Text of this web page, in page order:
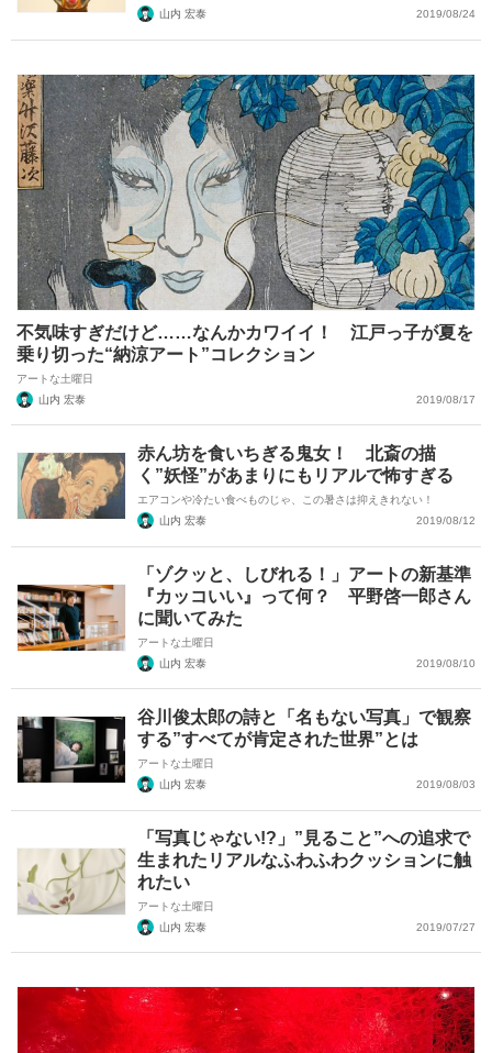
山内 宏泰
2019/08/24
不気味すぎだけど……なんかカワイイ！ 江戸っ子が夏を
乗り切った“納涼アート”コレクション
アートな土曜日
山内 宏泰
2019/08/17
赤ん坊を食いちぎる鬼女！ 北斎の描
く”妖怪”があまりにもリアルで怖すぎる
エアコンや冷たい食べものじゃ、この暑さは抑えきれない！
山内 宏泰
2019/08/12
「ゾクッと、しびれる！」アートの新基準
『カッコいい』って何？ 平野啓一郎さん
に聞いてみた
アートな土曜日
山内 宏泰
2019/08/10
谷川俊太郎の詩と「名もない写真」で観察
する”すべてが肯定された世界”とは
アートな土曜日
山内 宏泰
2019/08/03
「写真じゃない!?」”見ること”への追求で
生まれたリアルなふわふわクッションに触
れたい
アートな土曜日
山内 宏泰
2019/07/27